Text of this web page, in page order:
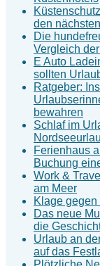
den
Die
Vergleich
E Auto
sollten
Ratgeber:
bewahren
Schlaf im
Ferienhaus
Buchung
Work &
am Meer
Klage
Das neue
die
Urlaub an
auf das